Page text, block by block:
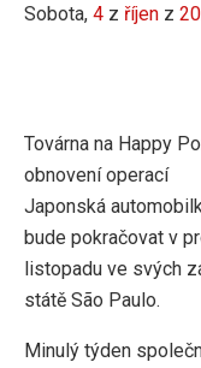
Sobota, 4 z říjen z
Továrna na Happy
obnovení operací
Japonská
bude pokračovat v
listopadu ve svých
státě São Paulo.
Minulý týden